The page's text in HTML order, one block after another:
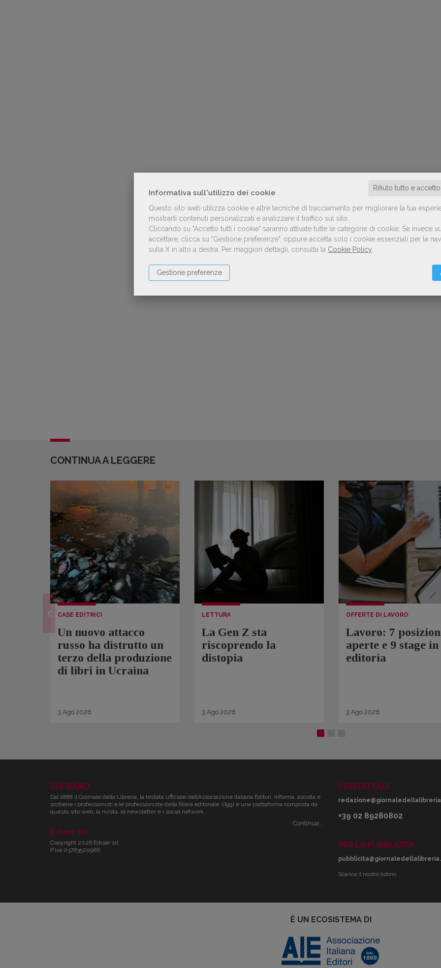
Informativa sull'utilizzo dei cookie
Rifiuto tutto e
Questo sito web utilizza cookie e altre tecniche di tracciamento per migliorare la tua
mostrarti contenuti personalizzati e analizzare il traffico sul sito.
Cliccando su "Accetto tutti i cookie" saranno attivate tutte le categorie di cookie. Se invece
accettare, clicca su "Gestione preferenze", oppure accetta solo i cookie essenziali per la
sulla X in alto a destra. Per maggiori dettagli, consulta la Cookie Policy
Gestione preferenze
CONTINUA A LEGGERE
CASE EDITRICI
Un nuovo attacco
russo ha distrutto un
terzo della produzione
di libri in Ucraina
3 Ago 2026
LETTURA
La Gen Z sta
riscoprendo la
distopia
3 Ago 2026
OFFERTE DI LAVORO
Lavoro: 7
aperte e 9 stage in
editoria
3 Ago 2026
CHI SIAMO
Dal 1888 il Giornale della Libreria, la testata ufficiale dell’Associazione Italiana Editori, informa, ascolta e
sostiene i professionisti e le professioniste della filiera editoriale. Oggi è una piattaforma composta da
questo sito web, la rivista, le newsletter e i social network.
Continua...
Ediser srl
Copyright 2026 Ediser srl
P.Iva 03763520966
CONTATTACI
+39 02 89280802
PER LA PUBBLICITÀ
Scarica il nostro listino
È UN ECOSISTEMA DI